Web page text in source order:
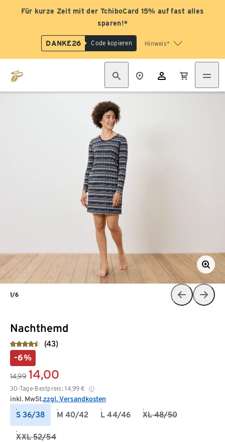
Für kurze Zeit mit der TchiboCard 15% auf fast alles
sparen!*
DANKE26 Code kopieren Hinweis*
Nachthemd
(43)
-6%
14,99 14,00
30-Tage-Bestpreis: 14,99 €
inkl. MwSt.zzgl. Versandkosten
S 36/38 M 40/42 L 44/46 XL 48/50
XXL 52/54
1/6